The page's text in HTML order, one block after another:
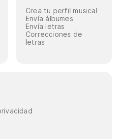
Crea tu perfil musical
Envía álbumes
Envía letras
Correcciones de
letras